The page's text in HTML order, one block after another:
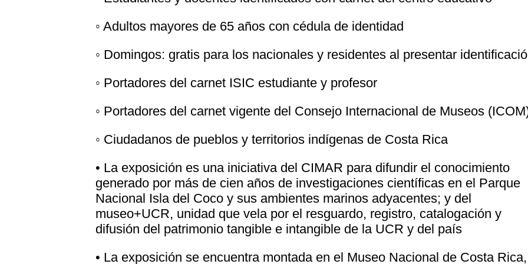
◦ Adultos mayores de 65 años con cédula de identidad
◦ Domingos: gratis para los nacionales y residentes al presentar
◦ Portadores del carnet ISIC estudiante y profesor
◦ Portadores del carnet vigente del Consejo Internacional de Museos
◦ Ciudadanos de pueblos y territorios indígenas de Costa Rica
• La exposición es una iniciativa del CIMAR para difundir el conocimiento
generado por más de cien años de investigaciones científicas en el Parque
Nacional Isla del Coco y sus ambientes marinos adyacentes; y del
museo+UCR, unidad que vela por el resguardo, registro, catalogación y
difusión del patrimonio tangible e intangible de la UCR y del país
• La exposición se encuentra montada en el Museo Nacional de Costa Rica,